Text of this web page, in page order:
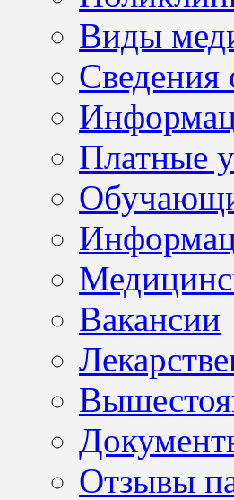
Виды
Сведения
Платные
Вакансии
Отзывы